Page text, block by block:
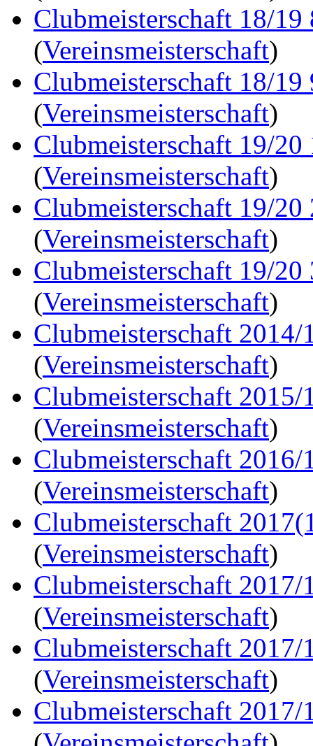
Clubmeisterschaft 18/19
(Vereinsmeisterschaft)
Clubmeisterschaft 18/19
(Vereinsmeisterschaft)
Clubmeisterschaft 19/20
(Vereinsmeisterschaft)
Clubmeisterschaft 19/20
(Vereinsmeisterschaft)
Clubmeisterschaft 19/20
(Vereinsmeisterschaft)
Clubmeisterschaft
(Vereinsmeisterschaft)
Clubmeisterschaft 2015/
(Vereinsmeisterschaft)
Clubmeisterschaft 2016/
(Vereinsmeisterschaft)
Clubmeisterschaft
(Vereinsmeisterschaft)
Clubmeisterschaft 2017/
(Vereinsmeisterschaft)
Clubmeisterschaft 2017/
(Vereinsmeisterschaft)
Clubmeisterschaft 2017/